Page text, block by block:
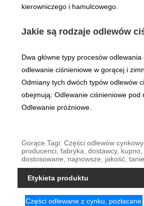
kierowniczego i hamulcowego.
Jakie są rodzaje odlewów
Dwa główne typy procesów
odlewanie ciśnieniowe w gorącej i
Odmiany tych dwóch typów odlewów
obejmują: Odlewanie ciśnieniowe pod
Odlewanie próżniowe.
Gorące Tagi: Części odlewów
producenci, fabryka, dostawcy,
dostosowane, najnowsze, jakość, tanie
Etykieta produktu
Części odlewane z cynku, pozłacane